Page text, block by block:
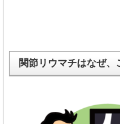
関節リウマチはなぜ、